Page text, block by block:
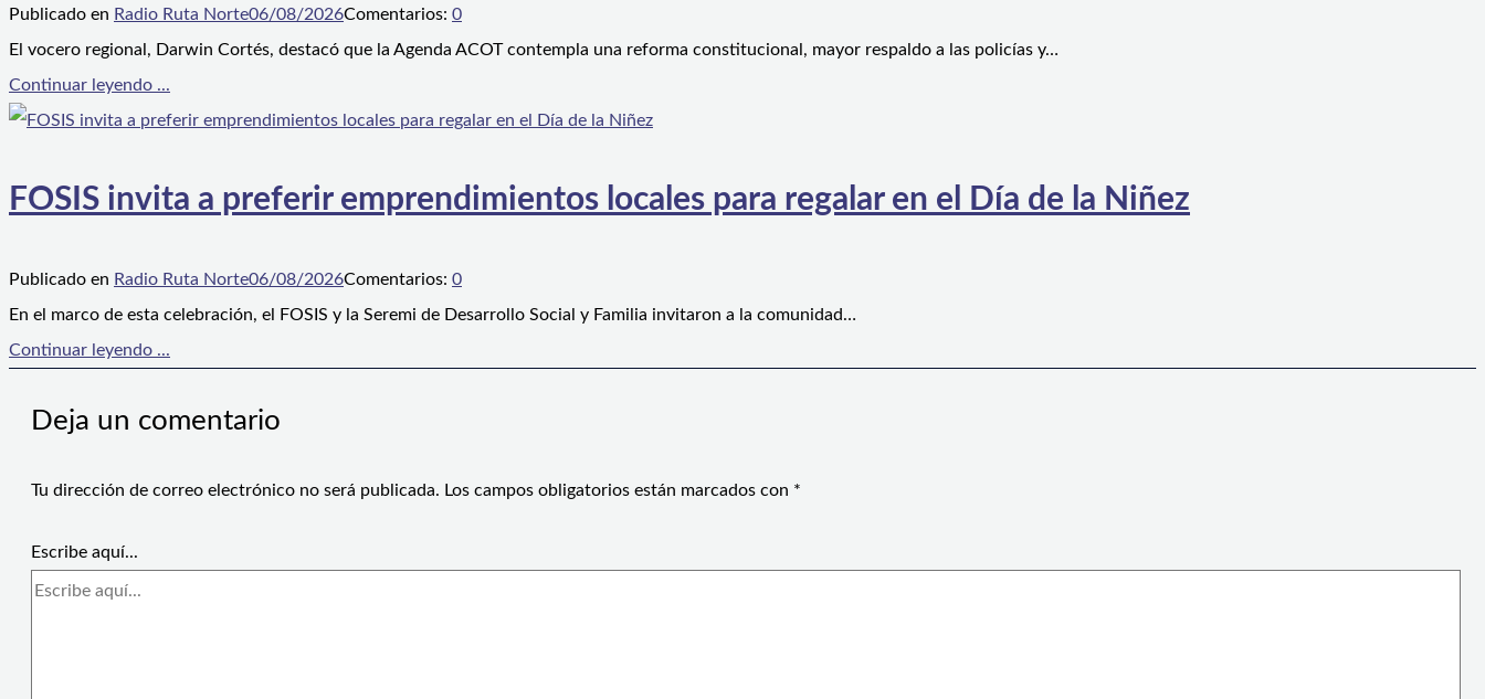
Publicado en Radio Ruta Norte06/08/2026Comentarios: 0
El vocero regional, Darwin Cortés, destacó que la Agenda ACOT contempla una reforma constitucional, mayor respaldo a las policías y…
Continuar leyendo ...
FOSIS invita a preferir emprendimientos locales para regalar en el Día de la Niñez
Publicado en Radio Ruta Norte06/08/2026Comentarios: 0
En el marco de esta celebración, el FOSIS y la Seremi de Desarrollo Social y Familia invitaron a la comunidad…
Continuar leyendo ...
Deja un comentario
Tu dirección de correo electrónico no será publicada. Los campos obligatorios están marcados con *
Escribe aquí...